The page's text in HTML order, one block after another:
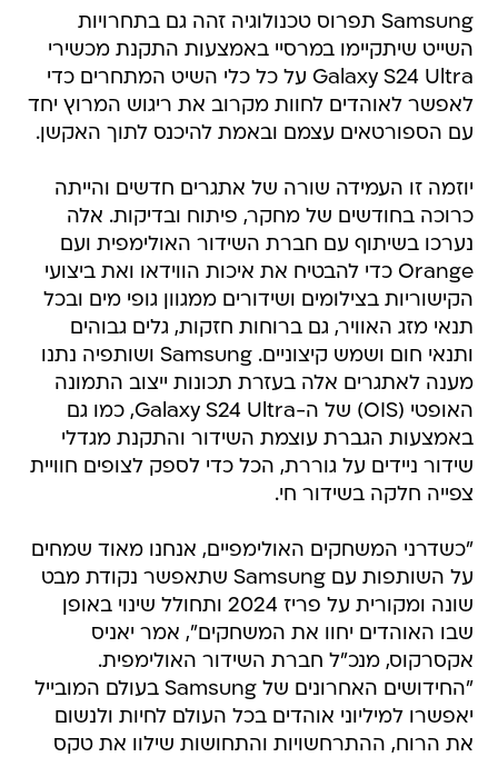
Samsung תפרוס טכנולוגיה זהה גם בתחרויות
השייט שיתקיימו במרסיי באמצעות התקנת מכשירי
Galaxy S24 Ultra על כל כלי השיט המתחרים כדי
לאפשר לאוהדים לחוות מקרוב את ריגוש המרוץ יחד
עם הספורטאים עצמם ובאמת להיכנס לתוך האקשן.
יוזמה זו העמידה שורה של אתגרים חדשים והייתה
כרוכה בחודשים של מחקר, פיתוח ובדיקות. אלה
נערכו בשיתוף עם חברת השידור האולימפית ועם
Orange כדי להבטיח את איכות הווידאו ואת ביצועי
הקישוריות בצילומים ושידורים ממגוון גופי מים ובכל
תנאי מזג האוויר, גם ברוחות חזקות, גלים גבוהים
ותנאי חום ושמש קיצוניים. Samsung ושותפיה נתנו
מענה לאתגרים אלה בעזרת תכונות ייצוב התמונה
האופטי (OIS) של ה-Galaxy S24 Ultra, כמו גם
באמצעות הגברת עוצמת השידור והתקנת מגדלי
שידור ניידים על גוררת, הכל כדי לספק לצופים חוויית
צפייה חלקה בשידור חי.
"כשדרני המשחקים האולימפיים, אנחנו מאוד שמחים
על השותפות עם Samsung שתאפשר נקודת מבט
שונה ומקורית על פריז 2024 ותחולל שינוי באופן
שבו האוהדים יחוו את המשחקים", אמר יאניס
אקסרקוס, מנכ"ל חברת השידור האולימפית.
"החידושים האחרונים של Samsung בעולם המובייל
יאפשרו למיליוני אוהדים בכל העולם לחיות ולנשום
את הרוח, ההתרחשויות והתחושות שילוו את טקס